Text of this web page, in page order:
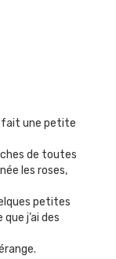
fait une petite
de toutes
les roses,
petites
j’ai des